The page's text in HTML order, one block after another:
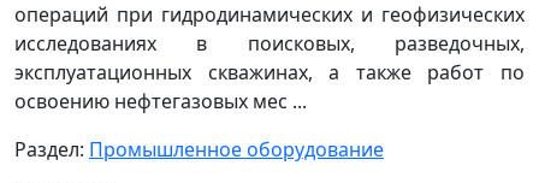
операций при гидродинамических и геофизических
исследованиях в поисковых, разведочных,
эксплуатационных скважинах, а также работ по
освоению нефтегазовых мес ...
Раздел: Промышленное оборудование